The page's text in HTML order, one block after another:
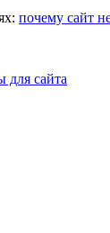
почему сайт
для сайта